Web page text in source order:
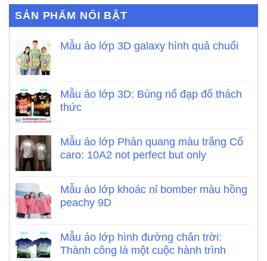
SẢN PHẨM NỔI BẬT
Mẫu áo lớp 3D galaxy hình quả chuối
Mẫu áo lớp 3D: Bùng nổ đạp đổ thách
thức
Mẫu áo lớp Phản quang màu trắng Cổ
caro: 10A2 not perfect but only
Mẫu áo lớp khoác nỉ bomber màu hồng
peachy 9D
Mẫu áo lớp hình đường chân trời:
Thành công là một cuộc hành trình